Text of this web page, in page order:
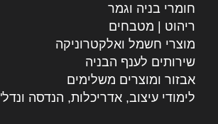
חומרי בניה וגמר
ריהוט | מטבחים
מוצרי חשמל ואלקטרוניקה
שירותים לענף הבניה
אבזור ומוצרים משלימים
לימודי עיצוב, אדריכלות, הנדסה